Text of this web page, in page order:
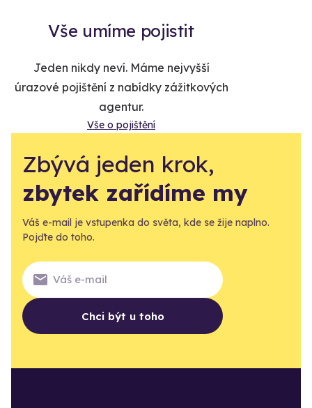
Vše umíme pojistit
Jeden nikdy neví. Máme nejvyšší
úrazové pojištění z nabídky zážitkových
agentur.
Vše o pojištění
Zbývá jeden krok,
zbytek zařídíme my
Váš e-mail je vstupenka do světa, kde se žije naplno.
Pojďte do toho.
Chci být u toho